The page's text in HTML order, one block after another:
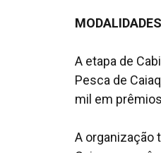
A etapa de
Pesca de
mil em
A organização